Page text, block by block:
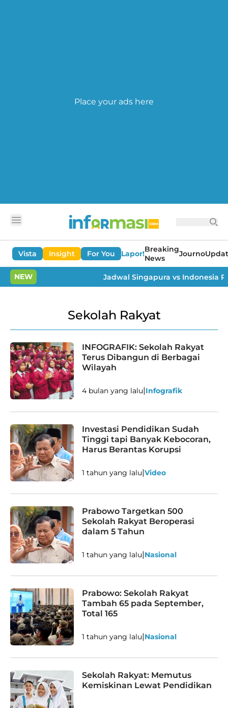
Place your ads here
Vista Insight For You Lapor!Breaking
News
Journo
NEW Jadwal Singapura vs Indonesia
Info berita terkini dari tagSekolah Rakyat
INFOGRAFIK: Sekolah Rakyat
Terus Dibangun di Berbagai
Wilayah
4 bulan yang lalu|Infografik
Investasi Pendidikan Sudah
Tinggi tapi Banyak Kebocoran,
Harus Berantas Korupsi
1 tahun yang lalu|Video
Prabowo Targetkan 500
Sekolah Rakyat Beroperasi
dalam 5 Tahun
1 tahun yang lalu|Nasional
Prabowo: Sekolah Rakyat
Tambah 65 pada September,
Total 165
1 tahun yang lalu|Nasional
Sekolah Rakyat: Memutus
Kemiskinan Lewat Pendidikan